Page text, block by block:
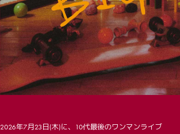
2026年7月23日(木)に、10代最後のワンマンライブ